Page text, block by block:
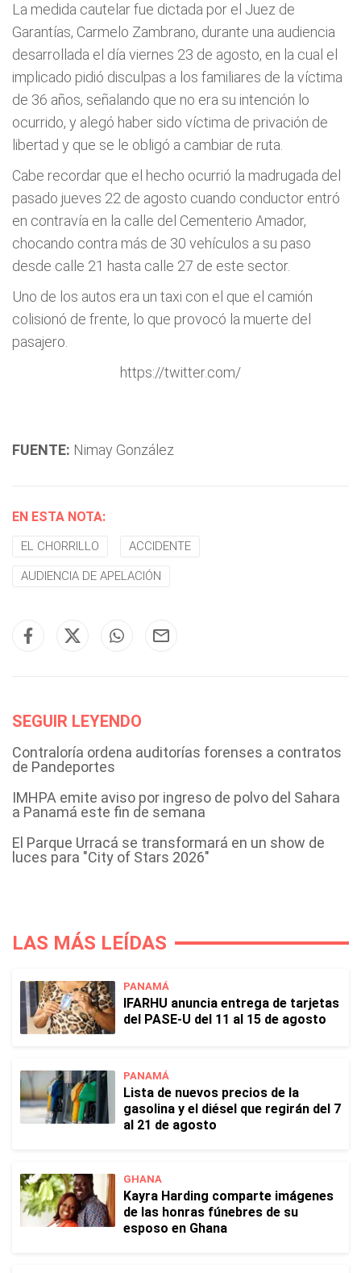
La medida cautelar fue dictada por el Juez de
Garantías, Carmelo Zambrano, durante una audiencia
desarrollada el día viernes 23 de agosto, en la cual el
implicado pidió disculpas a los familiares de la víctima
de 36 años, señalando que no era su intención lo
ocurrido, y alegó haber sido víctima de privación de
libertad y que se le obligó a cambiar de ruta.
Cabe recordar que el hecho ocurrió la madrugada del
pasado jueves 22 de agosto cuando conductor entró
en contravía en la calle del Cementerio Amador,
chocando contra más de 30 vehículos a su paso
desde calle 21 hasta calle 27 de este sector.
Uno de los autos era un taxi con el que el camión
colisionó de frente, lo que provocó la muerte del
pasajero.
https://twitter.com/
FUENTE: Nimay González
EN ESTA NOTA:
EL CHORRILLO ACCIDENTE
AUDIENCIA DE APELACIÓN
SEGUIR LEYENDO
Contraloría ordena auditorías forenses a contratos
de Pandeportes
IMHPA emite aviso por ingreso de polvo del Sahara
a Panamá este fin de semana
El Parque Urracá se transformará en un show de
luces para "City of Stars 2026"
LAS MÁS LEÍDAS
PANAMÁ
IFARHU anuncia entrega de tarjetas
del PASE-U del 11 al 15 de agosto
PANAMÁ
Lista de nuevos precios de la
gasolina y el diésel que regirán del 7
al 21 de agosto
GHANA
Kayra Harding comparte imágenes
de las honras fúnebres de su
esposo en Ghana